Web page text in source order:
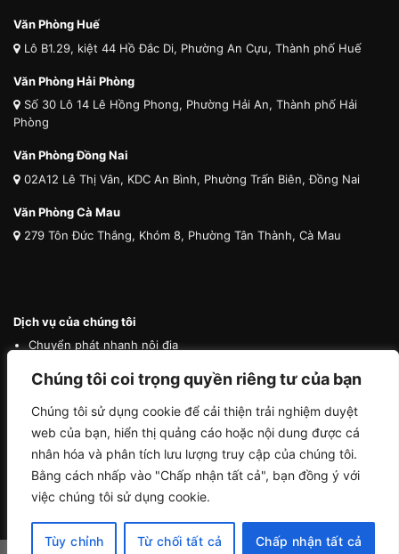
Chúng tôi coi trọng quyền riêng tư của bạn
Chúng tôi sử dụng cookie để cải thiện trải nghiệm duyệt
web của bạn, hiển thị quảng cáo hoặc nội dung được cá
nhân hóa và phân tích lưu lượng truy cập của chúng tôi.
Bằng cách nhấp vào "Chấp nhận tất cả", bạn đồng ý với
việc chúng tôi sử dụng cookie.
Tùy chỉnh Từ chối tất cả Chấp nhận tất cả
Văn Phòng Huế
Lô B1.29, kiệt 44 Hồ Đắc Di, Phường An Cựu, Thành phố Huế
Văn Phòng Hải Phòng
Số 30 Lô 14 Lê Hồng Phong, Phường Hải An, Thành phố Hải
Phòng
Văn Phòng Đồng Nai
02A12 Lê Thị Vân, KDC An Bình, Phường Trấn Biên, Đồng Nai
Văn Phòng Cà Mau
279 Tôn Đức Thắng, Khóm 8, Phường Tân Thành, Cà Mau
Dịch vụ của chúng tôi
Chuyển phát nhanh nội địa
Chuyển phát nhanh quốc tế
Vận chuyển thú cưng
Mua hộ hàng nước ngoài